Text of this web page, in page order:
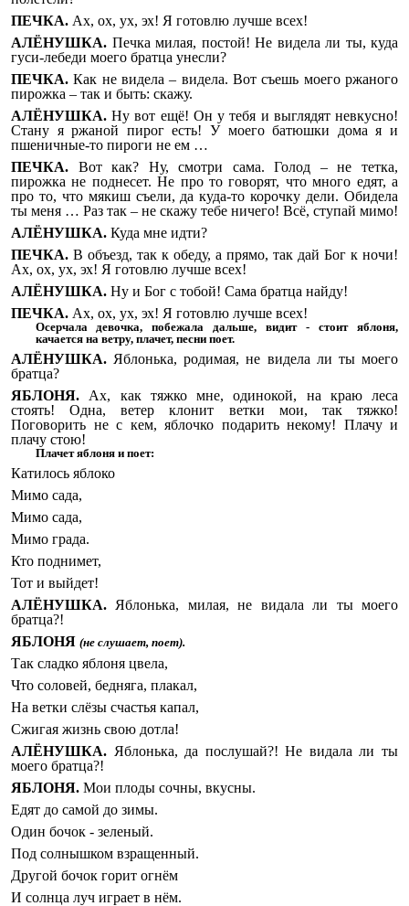
ПЕЧКА. Ах, ох, ух, эх! Я готовлю лучше всех!
АЛЁНУШКА. Печка милая, постой! Не видела ли ты, куда
гуси-лебеди моего братца унесли?
ПЕЧКА.Как не видела – видела. Вот съешь моего ржаного
пирожка – так и быть: скажу.
АЛЁНУШКА.Ну вот ещё! Он у тебя и выглядят невкусно!
Стану я ржаной пирог есть! У моего батюшки дома я и
пшеничные-то пироги не ем …
ПЕЧКА. Вот как? Ну, смотри сама. Голод – не тетка,
пирожка не поднесет. Не про то говорят, что много едят, а
про то, что мякиш съели, да куда-то корочку дели. Обидела
ты меня … Раз так – не скажу тебе ничего! Всё, ступай мимо!
АЛЁНУШКА. Куда мне идти?
ПЕЧКА. В объезд, так к обеду, а прямо, так дай Бог к ночи!
Ах, ох, ух, эх! Я готовлю лучше всех!
АЛЁНУШКА. Ну и Бог с тобой! Сама братца найду!
ПЕЧКА. Ах, ох, ух, эх! Я готовлю лучше всех!
Осерчала девочка, побежала дальше, видит - стоит яблоня,
качается на ветру, плачет, песни поет.
АЛЁНУШКА. Яблонька, родимая, не видела ли ты моего
братца?
ЯБЛОНЯ. Ах, как тяжко мне, одинокой, на краю леса
стоять! Одна, ветер клонит ветки мои, так тяжко!
Поговорить не с кем, яблочко подарить некому! Плачу и
плачу стою!
Плачет яблоня и поет:
Катилось яблоко
Мимо сада,
Мимо сада,
Мимо града.
Кто поднимет,
Тот и выйдет!
АЛЁНУШКА. Яблонька, милая, не видала ли ты моего
братца?!
ЯБЛОНЯ (не слушает, поет).
Так сладко яблоня цвела,
Что соловей, бедняга, плакал,
На ветки слёзы счастья капал,
Сжигая жизнь свою дотла!
АЛЁНУШКА. Яблонька, да послушай?! Не видала ли ты
моего братца?!
ЯБЛОНЯ. Мои плоды сочны, вкусны.
Едят до самой до зимы.
Один бочок - зеленый.
Под солнышком взращенный.
Другой бочок горит огнём
И солнца луч играет в нём.